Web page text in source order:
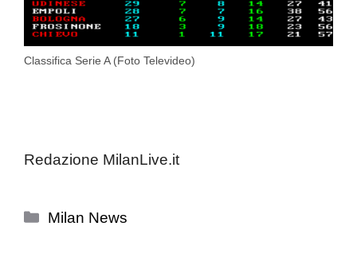
Classifica Serie A (Foto Televideo)
Redazione MilanLive.it
Categorie
Milan News